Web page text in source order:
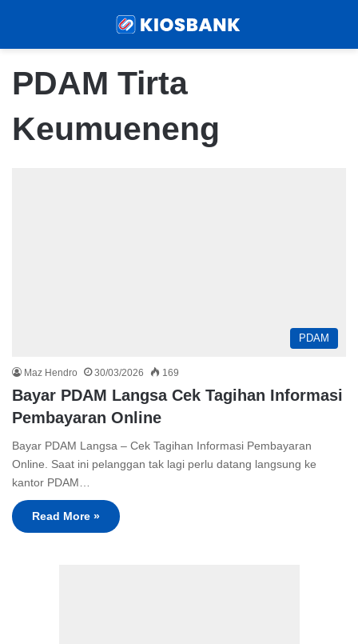
PDAM Tirta
Keumueneng
PDAM
Maz Hendro 30/03/2026 169
Bayar PDAM Langsa Cek Tagihan Informasi
Pembayaran Online
Bayar PDAM Langsa – Cek Tagihan Informasi Pembayaran
Online. Saat ini pelanggan tak lagi perlu datang langsung ke
kantor PDAM…
Read More »